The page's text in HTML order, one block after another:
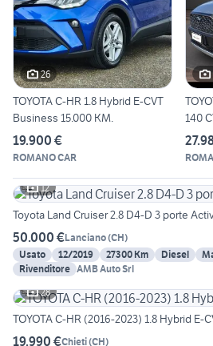
26
TOYOTA C-HR 1.8 Hybrid E-CVT
Business 15.000 KM.
19.900 €
ROMANO CAR
140
12
Toyota Land Cruiser 2.8 D4-D 3 porte
50.000 €Lanciano(CH)
Usato
12/2019 27300 Km Diesel
Rivenditore AMB Auto Srl
28
TOYOTA C-HR (2016-2023) 1.8 Hybrid E-
19.990 €Chieti(CH)